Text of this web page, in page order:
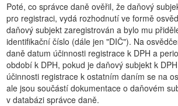
Poté, co správce daně ověřil, že daňový
pro registraci, vydá rozhodnutí ve formě
daňový subjekt zaregistrován a bylo mu
identifikační číslo (dále jen "DIČ"). Na
daně datum účinnosti registrace k DPH a
období k DPH, pokud je daňový subjekt k
účinnosti registrace k ostatním daním se na
ale jsou součástí dokumentace o daňovém
v databázi správce daně.